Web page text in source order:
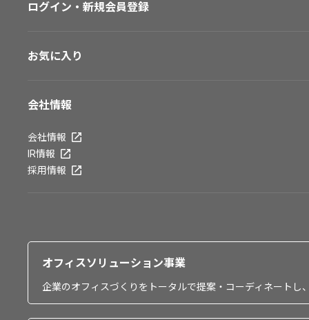
ログイン・新規会員登録
お気に入り
会社情報
会社情報
IR情報
採用情報
オフィスソリューション事業
企業のオフィスづくりをトータルで提案・コーディネート